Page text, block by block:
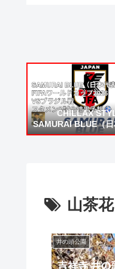
CHILLAX
SAMURAI BLUE（
FIFAワールドカップ
山茶花
井の頭公園